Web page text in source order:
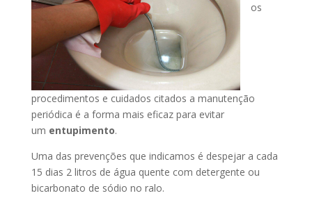
os
procedimentos e cuidados citados a manutenção
periódica é a forma mais eficaz para evitar
um entupimento.
Uma das prevenções que indicamos é despejar a cada
15 dias 2 litros de água quente com detergente ou
bicarbonato de sódio no ralo.